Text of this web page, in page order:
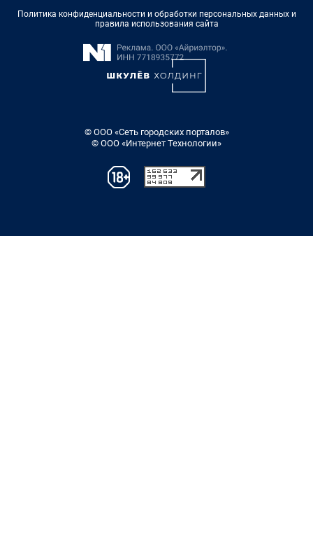
Политика конфиденциальности и обработки персональных данных и
правила использования сайта
© ООО «Сеть городских порталов»
© ООО «Интернет Технологии»